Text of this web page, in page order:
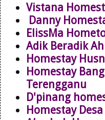
Vistana
Danny
ElissMa
Adik Beradik
Homestay
Homestay
Terengganu
D'pinang
Homestay